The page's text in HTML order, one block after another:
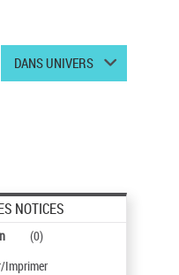
DANS UNIVERS
NOTICES
(0)
Imprimer